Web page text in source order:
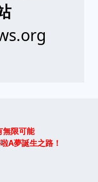
無限可能
A夢誕生之路！